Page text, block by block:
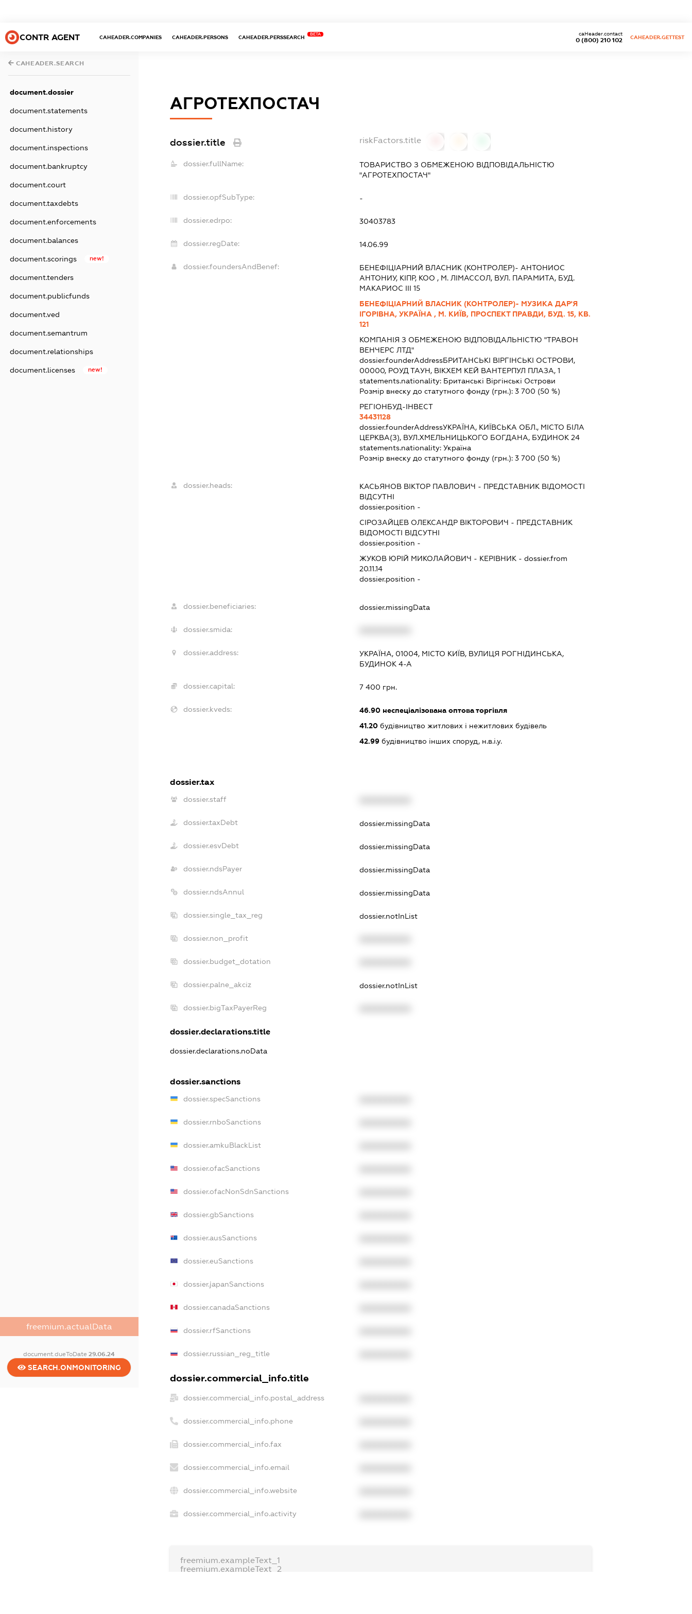
CONTR AGENT CAHEADER.COMPANIES CAHEADER.PERSONS CAHEADER.PERSSEARCH
BETA
0 (800) 210 102
caHeader.contact
CAHEADER.GETTEST
CAHEADER.SEARCH
document.dossier
document.statements
document.history
document.inspections
document.bankruptcy
document.court
document.taxdebts
document.enforcements
document.balances
document.scorings new!
document.tenders
document.publicfunds
document.ved
document.semantrum
document.relationships
document.licenses new!
freemium.actualData
document.dueToDate29.06.24
SEARCH.ONMONITORING
АГРОТЕХПОСТАЧ
dossier.title riskFactors.title
dossier.fullName:
ТОВАРИСТВО З ОБМЕЖЕНОЮ ВІДПОВІДАЛЬНІСТЮ
"АГРОТЕХПОСТАЧ"
dossier.opfSubType: -
dossier.edrpo: 30403783
dossier.regDate: 14.06.99
dossier.foundersAndBenef:
БЕНЕФІЦІАРНИЙ ВЛАСНИК (КОНТРОЛЕР)- АНТОНИОС
АНТОНИУ, КІПР, КОО , М. ЛІМАССОЛ, ВУЛ. ПАРАМИТА, БУД.
МАКАРИОС ІІІ 15
БЕНЕФІЦІАРНИЙ ВЛАСНИК (КОНТРОЛЕР)- МУЗИКА ДАР'Я
ІГОРІВНА, УКРАЇНА , М. КИЇВ, ПРОСПЕКТ ПРАВДИ, БУД. 15, КВ.
121
КОМПАНІЯ З ОБМЕЖЕНОЮ ВІДПОВІДАЛЬНІСТЮ "ТРАВОН
ВЕНЧЕРС ЛТД"
dossier.founderAddressБРИТАНСЬКІ ВІРГІНСЬКІ ОСТРОВИ,
00000, РОУД ТАУН, ВІКХЕМ КЕЙ ВАНТЕРПУЛ ПЛАЗА, 1
statements.nationality: Британські Віргінські Острови
Розмір внеску до статутного фонду (грн.):3 700 (50 %)
РЕГІОНБУД-ІНВЕСТ
34431128
dossier.founderAddressУКРАЇНА, КИЇВСЬКА ОБЛ., МІСТО БІЛА
ЦЕРКВА(З), ВУЛ.ХМЕЛЬНИЦЬКОГО БОГДАНА, БУДИНОК 24
statements.nationality:Україна
Розмір внеску до статутного фонду (грн.):3 700 (50 %)
dossier.heads: КАСЬЯНОВ ВІКТОР ПАВЛОВИЧ - ПРЕДСТАВНИК ВІДОМОСТІ
ВІДСУТНІ
dossier.position -
СІРОЗАЙЦЕВ ОЛЕКСАНДР ВІКТОРОВИЧ - ПРЕДСТАВНИК
ВІДОМОСТІ ВІДСУТНІ
dossier.position -
ЖУКОВ ЮРІЙ МИКОЛАЙОВИЧ - КЕРІВНИК - dossier.from
20.11.14
dossier.position -
dossier.beneficiaries: dossier.missingData
dossier.smida:
dossier.address:
УКРАЇНА, 01004, МІСТО КИЇВ, ВУЛИЦЯ РОГНІДИНСЬКА,
БУДИНОК 4-А
dossier.capital: 7 400 грн.
dossier.kveds: 46.90 неспеціалізована оптова торгівля
41.20 будівництво житлових і нежитлових будівель
42.99 будівництво інших споруд, н.в.і.у.
dossier.tax
dossier.staff
dossier.taxDebt dossier.missingData
dossier.esvDebt dossier.missingData
dossier.ndsPayer dossier.missingData
dossier.ndsAnnul dossier.missingData
dossier.single_tax_reg dossier.notInList
dossier.non_profit
dossier.budget_dotation
dossier.palne_akciz dossier.notInList
dossier.bigTaxPayerReg
dossier.declarations.title
dossier.declarations.noData
dossier.sanctions
dossier.specSanctions
dossier.rnboSanctions
dossier.amkuBlackList
dossier.ofacSanctions
dossier.ofacNonSdnSanctions
dossier.gbSanctions
dossier.ausSanctions
dossier.euSanctions
dossier.japanSanctions
dossier.canadaSanctions
dossier.rfSanctions
dossier.russian_reg_title
dossier.commercial_info.title
dossier.commercial_info.postal_address
dossier.commercial_info.phone
dossier.commercial_info.fax
dossier.commercial_info.email
dossier.commercial_info.website
dossier.commercial_info.activity
freemium.exampleText_1
freemium.exampleText_2